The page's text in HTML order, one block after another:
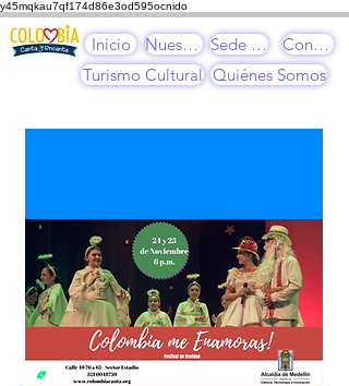
y45mqkau7qf174d86e3od595ocnido
Quiénes Somos
Nuestros Cursos Sede Cultural Contacto
Inicio
Turismo Cultural